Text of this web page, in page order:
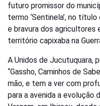
futuro promissor do
termo ‘Sentinela’, no
e bravura dos
território capixaba na
A Unidos de Jucutuquara,
“Gassho, Caminhos de
mão, e tem a ver com
para a avenida a evolução